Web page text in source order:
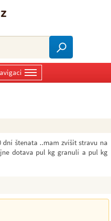
štenata ..mam zvíšit stravu na
dotava pul kg granulí a pul kg